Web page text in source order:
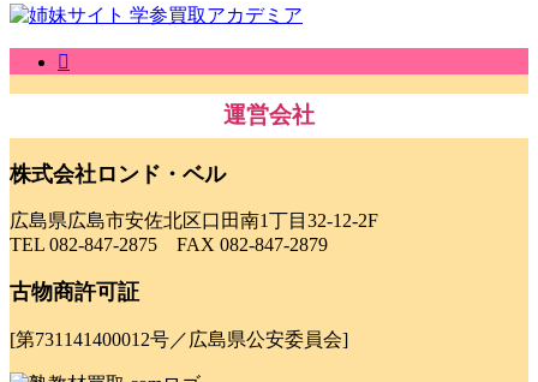
運営会社
株式会社ロンド・ベル
広島県広島市安佐北区口田南1丁目32-12-2F
TEL 082-847-2875 FAX 082-847-2879
古物商許可証
[第731141400012号／広島県公安委員会]